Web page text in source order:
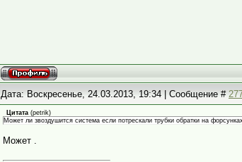
Дата: Воскресенье, 24.03.2013, 19:34 | Сообщение #
Цитата (petrik)
Может ли звоздушится система если потрескали трубки обратки на
Может .